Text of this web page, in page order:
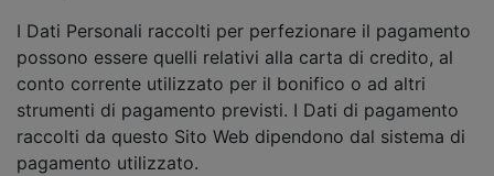
I Dati Personali raccolti per perfezionare il pagamento
possono essere quelli relativi alla carta di credito, al
conto corrente utilizzato per il bonifico o ad altri
strumenti di pagamento previsti. I Dati di pagamento
raccolti da questo Sito Web dipendono dal sistema di
pagamento utilizzato.